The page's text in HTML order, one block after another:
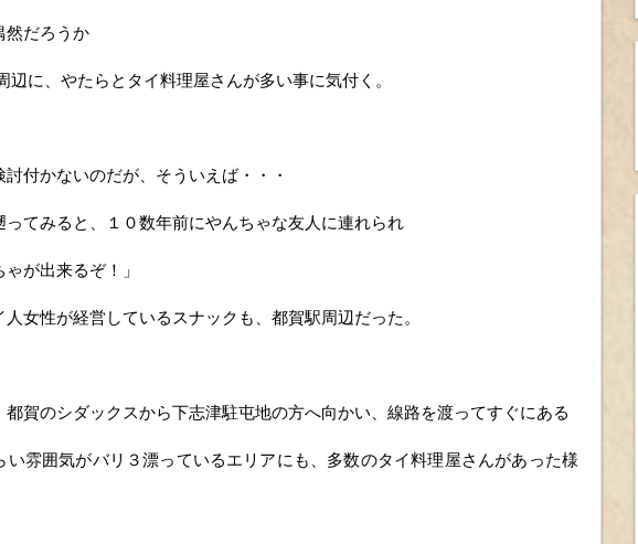
然だろうか
辺に、やたらとタイ料理屋さんが多い事に気付く。
付かないのだが、そういえば・・・
ってみると、１０数年前にやんちゃな友人に連れられ
ゃが出来るぞ！」
人女性が経営しているスナックも、都賀駅周辺だった。
都賀のシダックスから下志津駐屯地の方へ向かい、線路を渡ってすぐにある
い雰囲気がバリ３漂っているエリアにも、多数のタイ料理屋さんがあった様